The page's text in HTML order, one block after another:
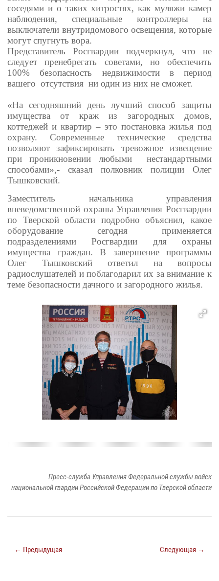
соседями и о таких хитростях, как муляжи камер
наблюдения, специальные контроллеры на
выключатели внутридомового освещения, которые
могут спугнуть вора.
Представитель Росгвардии подчеркнул, что не
следует пренебрегать советами, но обеспечить
100% безопасность недвижимости в период
вашего отсутствия ни один из них не сможет.
«На сегодняшний день лучший способ защиты
имущества от краж из загородных домов,
коттеджей и квартир – это постановка жилья под
охрану. Современные технические средства
позволяют зафиксировать тревожное извещение
при проникновении любыми нестандартными
способами»,- сказал полковник полиции Олег
Тышковский.
Заместитель начальника управления
вневедомственной охраны Управления Росгвардии
по Тверской области подробно объяснил, какое
оборудование сегодня применяется
подразделениями Росгвардии для охраны
имущества граждан. В завершение программы
Олег Тышковский ответил на вопросы
радиослушателей и поблагодарил их за внимание к
теме безопасности дачного и загородного жилья.
Пресс-служба Управления Федеральной службы войск
национальной гвардии Российской Федерации по Тверской области
← Предыдущая Следующая →